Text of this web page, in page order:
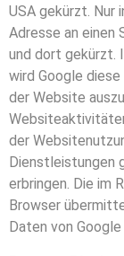
USA gekürzt. Nur
Adresse an einen
und dort gekürzt.
wird Google
der Website
der
Dienstleistungen
erbringen. Die im
Browser
Daten von